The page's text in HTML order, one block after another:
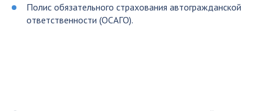
Полис обязательного страхования автогражданской
ответственности (ОСАГО).